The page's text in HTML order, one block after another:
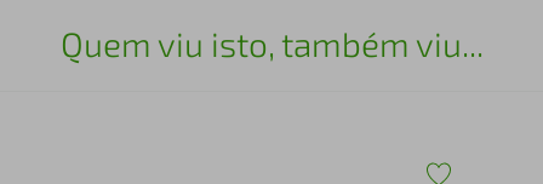
Quem viu isto, também viu...